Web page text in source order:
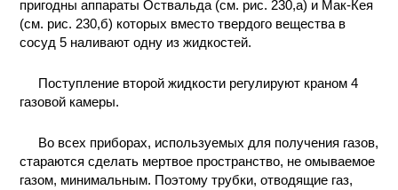
пригодны аппараты Оствальда (см. рис. 230,а) и Мак-Кея
(см. рис. 230,б) которых вместо твердого вещества в
сосуд 5 наливают одну из жидкостей.
Поступление второй жидкости регулируют краном 4
газовой камеры.
Во всех приборах, используемых для получения газов,
стараются сделать мертвое пространство, не омываемое
газом, минимальным. Поэтому трубки, отводящие газ,